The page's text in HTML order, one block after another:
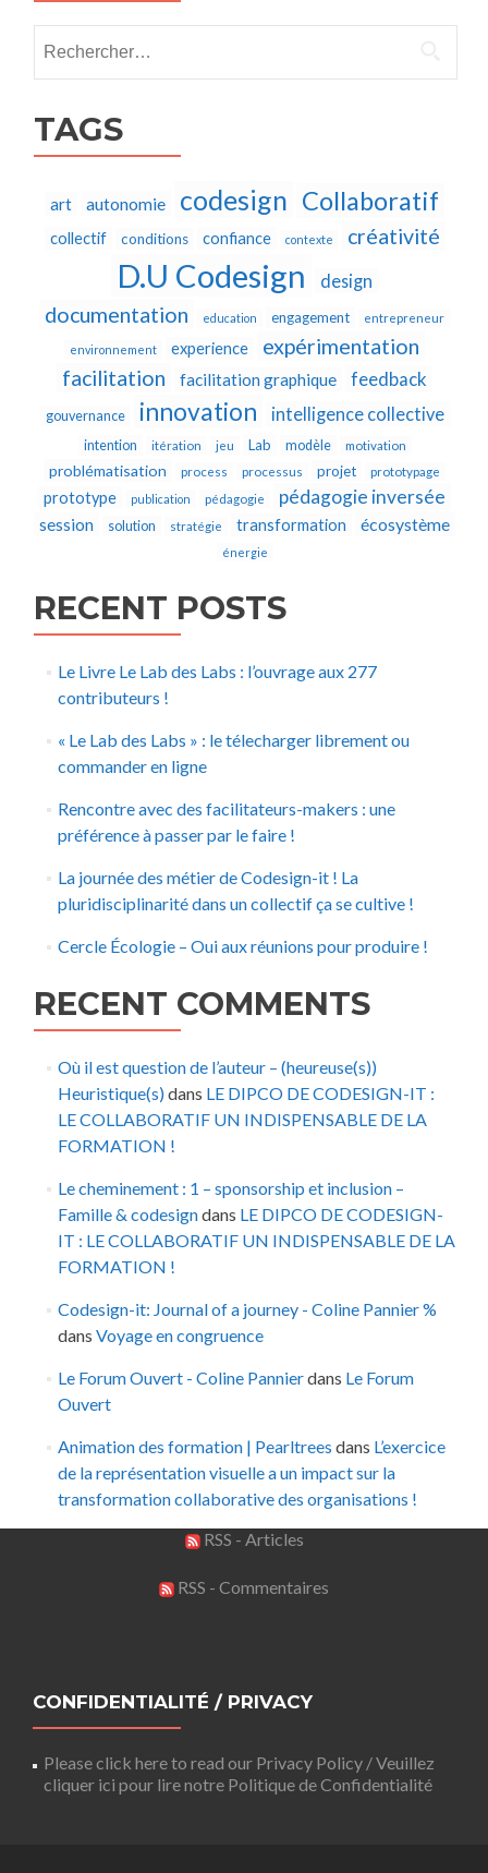
TAGS
art autonomie codesign Collaboratif
collectif conditions confiance contexte créativité
D.U Codesign design
documentation education engagement entrepreneur
environnement experience
expérimentation
facilitation
facilitation graphique feedback
gouvernance innovation intelligence collective
intention itération jeu Lab modèle motivation
problématisation process processus projet prototypage
prototype publication pédagogie pédagogie inversée
session solution stratégie transformation écosystème
énergie
RECENT POSTS
Le Livre Le Lab des Labs : l’ouvrage aux 277
contributeurs !
« Le Lab des Labs » : le télecharger librement ou
commander en ligne
Rencontre avec des facilitateurs-makers : une
préférence à passer par le faire !
La journée des métier de Codesign-it ! La
pluridisciplinarité dans un collectif ça se cultive !
Cercle Écologie – Oui aux réunions pour produire !
RECENT COMMENTS
Où il est question de l’auteur – (heureuse(s))
Heuristique(s)dans LE DIPCO DE CODESIGN-IT :
LE COLLABORATIF UN INDISPENSABLE DE LA
FORMATION !
Le cheminement : 1 – sponsorship et inclusion –
Famille & codesigndans LE DIPCO DE CODESIGN-
IT : LE COLLABORATIF UN INDISPENSABLE DE LA
FORMATION !
Codesign-it: Journal of a journey - Coline Pannier %
dans Voyage en congruence
Le Forum Ouvert - Coline Pannierdans Le Forum
Ouvert
Animation des formation | Pearltrees dans L’exercice
de la représentation visuelle a un impact sur la
transformation collaborative des organisations !
RSS - Articles
RSS - Commentaires
CONFIDENTIALITÉ / PRIVACY
Please click here to read our Privacy Policy / Veuillez
cliquer ici pour lire notre Politique de Confidentialité